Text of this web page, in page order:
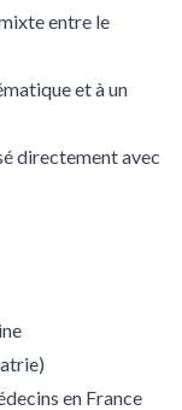
entre le
et à un
directement avec
en France